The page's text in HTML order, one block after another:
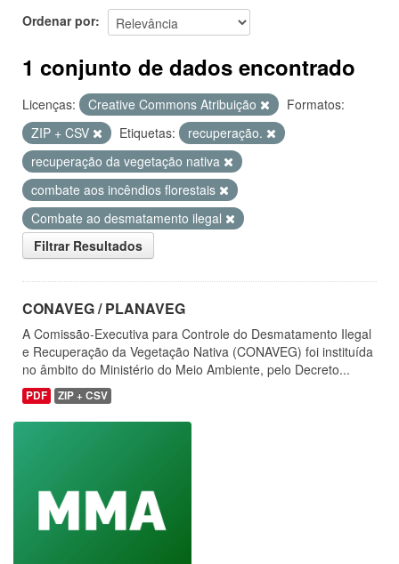
Ordenar por
1 conjunto de dados encontrado
Licenças: Creative Commons Atribuição
Formatos:
ZIP + CSV
Etiquetas:
recuperação.
recuperação da vegetação nativa
combate aos incêndios florestais
Combate ao desmatamento ilegal
Filtrar Resultados
CONAVEG / PLANAVEG
A Comissão-Executiva para Controle do Desmatamento Ilegal
e Recuperação da Vegetação Nativa (CONAVEG) foi instituída
no âmbito do Ministério do Meio Ambiente, pelo Decreto...
PDF ZIP + CSV